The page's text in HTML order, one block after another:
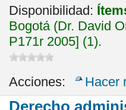
Disponibilidad:
Bogotá (Dr. David
P171r 2005] (1).
Acciones: Hacer
Derecho